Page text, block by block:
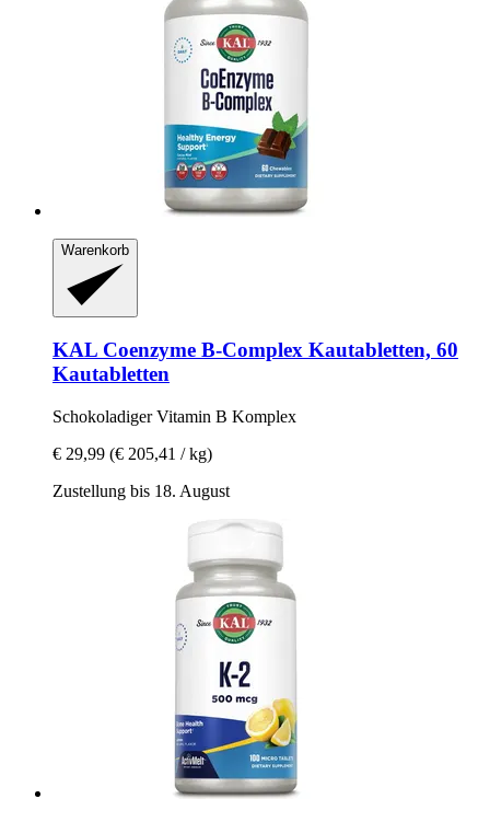
Warenkorb
KAL Coenzyme B-​Complex Kautabletten, 60
Kautabletten
Schokoladiger Vitamin B Komplex
€ 29,99 (€ 205,41 / kg)
Zustellung bis 18. August